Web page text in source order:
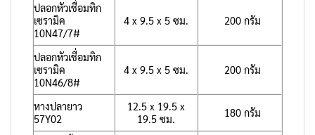
ปลอกหัวเชื่อมทิก
เซรามิค
10N47/7#
4 x 9.5 x 5 ซม. 200 กรัม
ปลอกหัวเชื่อมทิก
เซรามิค
10N46/8#
4 x 9.5 x 5 ซม. 200 กรัม
หางปลายาว
57Y02
12.5 x 19.5 x
19.5 ซม.
180 กรัม